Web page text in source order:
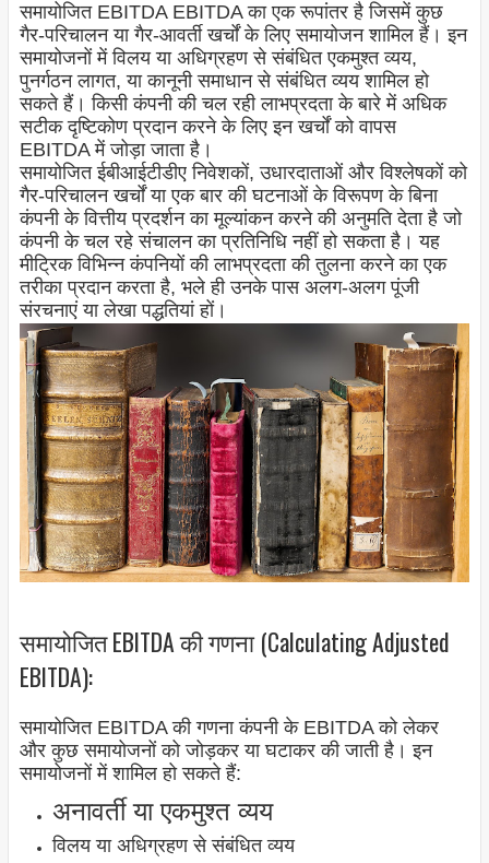
समायोजित EBITDA EBITDA का एक रूपांतर है जिसमें कुछ
गैर-परिचालन या गैर-आवर्ती खर्चों के लिए समायोजन शामिल हैं। इन
समायोजनों में विलय या अधिग्रहण से संबंधित एकमुश्त व्यय,
पुनर्गठन लागत, या कानूनी समाधान से संबंधित व्यय शामिल हो
सकते हैं। किसी कंपनी की चल रही लाभप्रदता के बारे में अधिक
सटीक दृष्टिकोण प्रदान करने के लिए इन खर्चों को वापस
EBITDA में जोड़ा जाता है।
समायोजित ईबीआईटीडीए निवेशकों, उधारदाताओं और विश्लेषकों को
गैर-परिचालन खर्चों या एक बार की घटनाओं के विरूपण के बिना
कंपनी के वित्तीय प्रदर्शन का मूल्यांकन करने की अनुमति देता है जो
कंपनी के चल रहे संचालन का प्रतिनिधि नहीं हो सकता है। यह
मीट्रिक विभिन्न कंपनियों की लाभप्रदता की तुलना करने का एक
तरीका प्रदान करता है, भले ही उनके पास अलग-अलग पूंजी
संरचनाएं या लेखा पद्धतियां हों।
समायोजित EBITDA की गणना (Calculating Adjusted
EBITDA):
समायोजित EBITDA की गणना कंपनी के EBITDA को लेकर
और कुछ समायोजनों को जोड़कर या घटाकर की जाती है। इन
समायोजनों में शामिल हो सकते हैं:
अनावर्ती या एकमुश्त व्यय
विलय या अधिग्रहण से संबंधित व्यय